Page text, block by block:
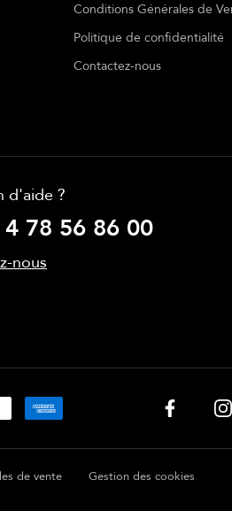
Conditions Générales de
Politique de confidentialité
Contactez-nous
d'aide ?
78 56 86 00
nous
de vente Gestion des cookies